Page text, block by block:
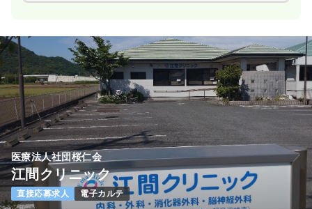
医療法人社団桜仁会
江間クリニック
直接応募求人 電子カルテ